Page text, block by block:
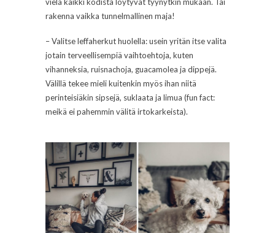
rakenna vaikka tunnelmallinen maja!
– Valitse leffaherkut huolella: usein yritän itse valita
jotain terveellisempiä vaihtoehtoja, kuten
vihanneksia, ruisnachoja, guacamolea ja dippejä.
Välillä tekee mieli kuitenkin myös ihan niitä
perinteisiäkin sipsejä, suklaata ja limua (fun fact:
meikä ei pahemmin välitä irtokarkeista).